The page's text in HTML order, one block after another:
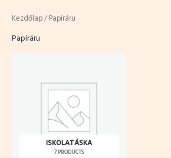
Kezdőlap/ Papíráru
Papíráru
ISKOLATÁSKA
7 PRODUCTS